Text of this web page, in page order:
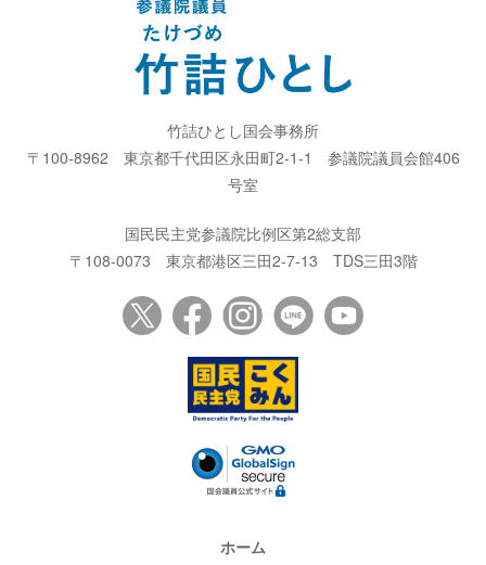
竹詰ひとし国会事務所
〒100-8962
東京都千代田区永田町2-1-1
参議院議員会館406
号室
国民民主党参議院比例区第2総支部
〒108-0073
東京都港区三田2-7-13 TDS三田3階
ホーム